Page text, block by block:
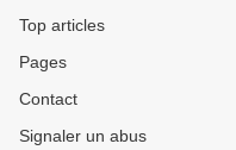
Top articles
Pages
Contact
Signaler un abus